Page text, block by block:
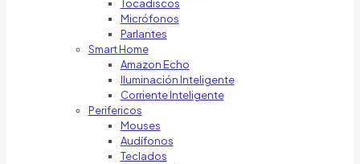
Tocadiscos
Micrófonos
Parlantes
Smart Home
Amazon Echo
Iluminación Inteligente
Corriente Inteligente
Perifericos
Mouses
Audífonos
Teclados